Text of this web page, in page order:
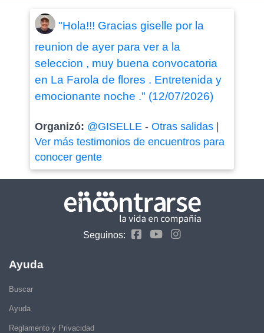
"Hola!!! Gracias giselle por la
reunion de ayer para ver a la
seleccion , muy buena convocatoria
en La Farola de flores . Entretenida y
emocionante noche ." (12/07/2026)
Organizó: @GISELLE- Otras salidas|
Ver más testimonios de encuentros para
conocer gente
Seguinos:
Ayuda
Buscar
Ayuda
Reglamento y Privacidad